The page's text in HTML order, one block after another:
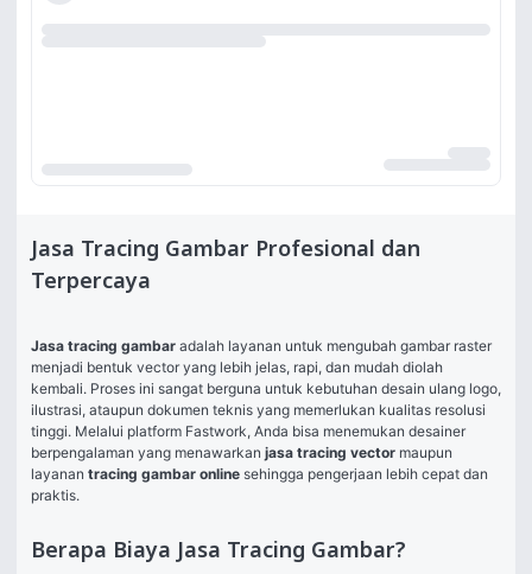
Jasa Tracing Gambar Profesional dan
Terpercaya
Jasa tracing gambar adalah layanan untuk mengubah gambar raster
menjadi bentuk vector yang lebih jelas, rapi, dan mudah diolah
kembali. Proses ini sangat berguna untuk kebutuhan desain ulang logo,
ilustrasi, ataupun dokumen teknis yang memerlukan kualitas resolusi
tinggi. Melalui platform Fastwork, Anda bisa menemukan desainer
berpengalaman yang menawarkan jasa tracing vector maupun
layanan tracing gambar online sehingga pengerjaan lebih cepat dan
praktis.
Berapa Biaya Jasa Tracing Gambar?